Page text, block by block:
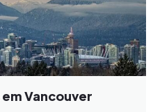
Vancouver